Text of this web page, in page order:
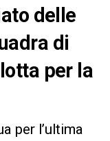
delle
di
per la
per l’ultima